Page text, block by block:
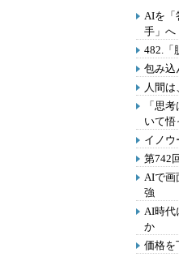
AIを「
手」へ
482.「
包み込
人間
「思
いて悟
イノ
第742
AIで画
強
AI時代
か
価格を